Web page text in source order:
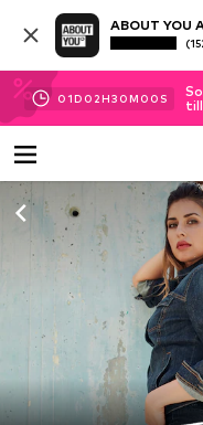
ABOUT YOU
01D 02H30M 00 S